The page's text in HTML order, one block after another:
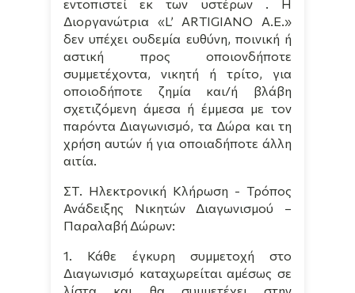
εντοπιστεί εκ των υστέρων . Η
Διοργανώτρια «L’ ARTIGIANO A.E.»
δεν υπέχει ουδεμία ευθύνη, ποινική ή
αστική προς οποιονδήποτε
συμμετέχοντα, νικητή ή τρίτο, για
οποιοδήποτε ζημία και/ή βλάβη
σχετιζόμενη άμεσα ή έμμεσα με τον
παρόντα Διαγωνισμό, τα Δώρα και τη
χρήση αυτών ή για οποιαδήποτε άλλη
αιτία.
ΣΤ. Ηλεκτρονική Κλήρωση - Τρόπος
Ανάδειξης Νικητών Διαγωνισμού –
Παραλαβή Δώρων:
1. Κάθε έγκυρη συμμετοχή στο
Διαγωνισμό καταχωρείται αμέσως σε